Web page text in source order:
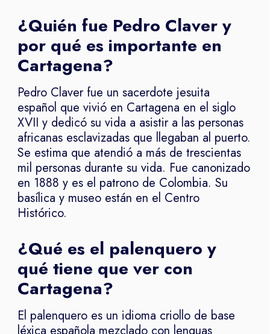
¿Quién fue Pedro Claver y
por qué es importante en
Cartagena?
Pedro Claver fue un sacerdote jesuita
español que vivió en Cartagena en el siglo
XVII y dedicó su vida a asistir a las personas
africanas esclavizadas que llegaban al puerto.
Se estima que atendió a más de trescientas
mil personas durante su vida. Fue canonizado
en 1888 y es el patrono de Colombia. Su
basílica y museo están en el Centro
Histórico.
¿Qué es el palenquero y
qué tiene que ver con
Cartagena?
El palenquero es un idioma criollo de base